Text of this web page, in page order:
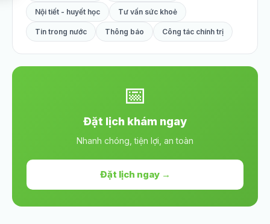
Nội tiết - huyết học Tư vấn sức khoẻ
Tin trong nước Thông báo Công tác chính trị
📅
Đặt lịch khám ngay
Nhanh chóng, tiện lợi, an toàn
Đặt lịch ngay →